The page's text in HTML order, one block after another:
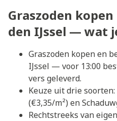
Graszoden
den IJssel — wat
Graszoden kopen en
IJssel — voor 13:00
vers geleverd.
Keuze uit drie
(€3,35/m²) en
Rechtstreeks van